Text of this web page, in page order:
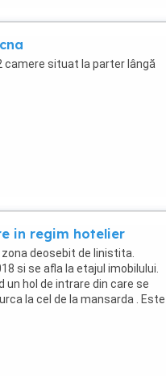
camere situat la parter lângă
in regim hotelier
deosebit de linistita.
si se afla la etajul imobilului.
hol de intrare din care se
la cel de la mansarda . Este